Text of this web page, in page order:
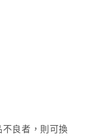
良者，則可換